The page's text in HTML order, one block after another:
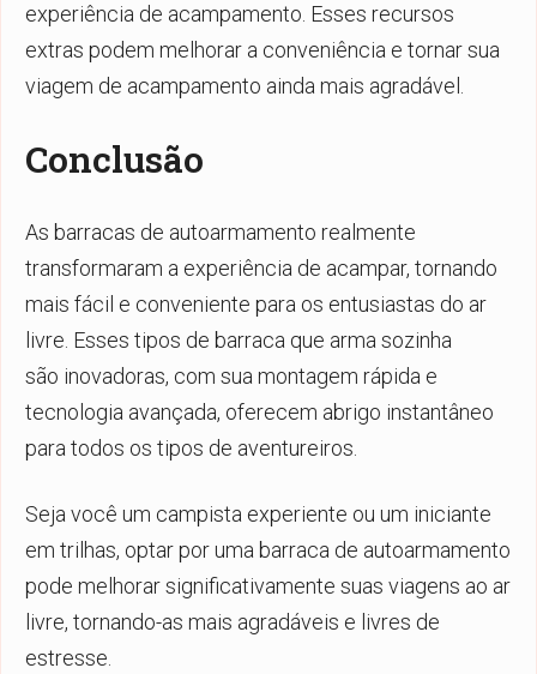
experiência de acampamento. Esses recursos
extras podem melhorar a conveniência e tornar sua
viagem de acampamento ainda mais agradável.
Conclusão
As barracas de autoarmamento realmente
transformaram a experiência de acampar, tornando
mais fácil e conveniente para os entusiastas do ar
livre. Esses tipos de barraca que arma sozinha
são inovadoras, com sua montagem rápida e
tecnologia avançada, oferecem abrigo instantâneo
para todos os tipos de aventureiros.
Seja você um campista experiente ou um iniciante
em trilhas, optar por uma barraca de autoarmamento
pode melhorar significativamente suas viagens ao ar
livre, tornando-as mais agradáveis e livres de
estresse.